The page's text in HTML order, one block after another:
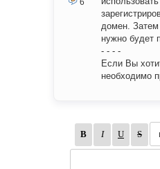
6
домен. Затем
нужно будет
- - - -
Если Вы
необходимо